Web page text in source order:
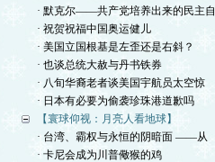
· 默克尔——共产党培养出来的民主自
· 祝贺祝福中国奥运健儿
· 美国立国根基是左歪还是右斜？
· 也谈总统大赦与丹书铁券
· 八旬华裔老者谈美国宇航员太空惊
· 日本有必要为偷袭珍珠港道歉吗
【寰球仰视：月亮人看地球】
· 台湾、霸权与永恒的阴暗面 ——从
· 卡尼会成为川普儆猴的鸡